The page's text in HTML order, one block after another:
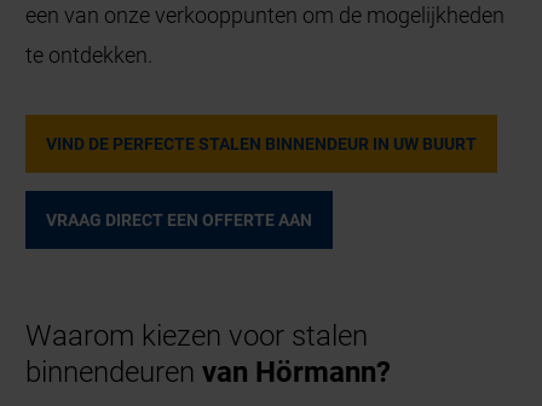
een van onze verkooppunten om de mogelijkheden
te ontdekken.
VIND DE PERFECTE STALEN BINNENDEUR IN UW BUURT
VRAAG DIRECT EEN OFFERTE AAN
Waarom kiezen voor stalen
binnendeurenvan Hörmann?